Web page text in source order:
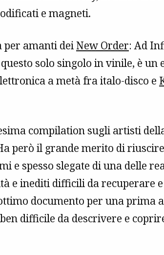
e magneti.
per amanti deiNew Order: Ad
solo singolo in vinile, è un
a metà fra italo-disco e
compilation sugli artisti
però il grande merito di
e spesso slegate di una delle
e inediti difficili da recuperare
documento per una prima
difficile da descrivere e